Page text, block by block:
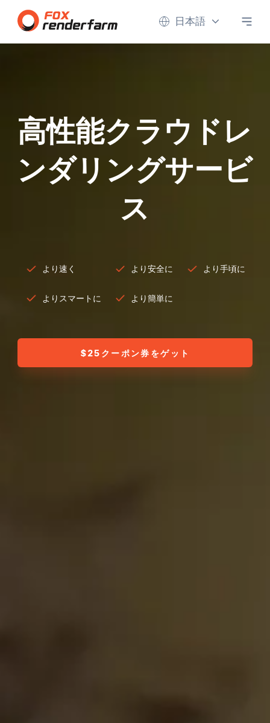
日本語
高性能クラウドレ
ンダリングサービ
ス
より速く より安全に より手頃に
よりスマートに より簡単に
$25クーポン券をゲット